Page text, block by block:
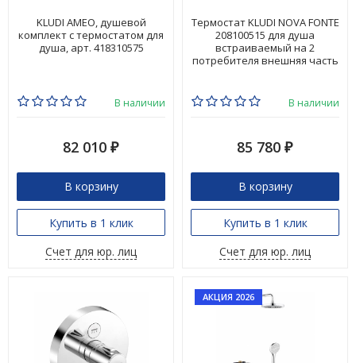
KLUDI AMEO, душевой
комплект с термостатом для
душа, арт. 418310575
В наличии
82 010 ₽
В корзину
Купить в 1 клик
Счет для юр. лиц
Термостат KLUDI NOVA FONTE
208100515 для душа
встраиваемый на 2
потребителя внешняя часть
В наличии
85 780 ₽
В корзину
Купить в 1 клик
Счет для юр. лиц
АКЦИЯ 2026